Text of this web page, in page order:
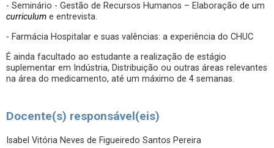
- Seminário - Gestão de Recursos Humanos – Elaboração de um
curriculum e entrevista.
- Farmácia Hospitalar e suas valências: a experiência do CHUC
É ainda facultado ao estudante a realização de estágio
suplementar em Indústria, Distribuição ou outras áreas relevantes
na área do medicamento, até um máximo de 4 semanas.
Docente(s) responsável(eis)
Isabel Vitória Neves de Figueiredo Santos Pereira